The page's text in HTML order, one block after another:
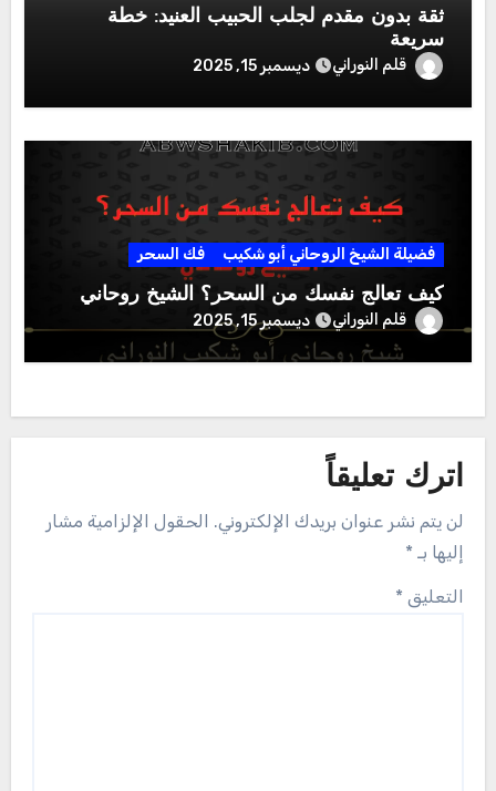
ثقة بدون مقدم لجلب الحبيب العنيد: خطة
سريعة
قلم النوراني ديسمبر 15, 2025
فضيلة الشيخ الروحاني أبو شكيب فك السحر
كيف تعالج نفسك من السحر؟ الشيخ روحاني
قلم النوراني ديسمبر 15, 2025
اترك تعليقاً
لن يتم نشر عنوان بريدك الإلكتروني. الحقول الإلزامية مشار
إليها بـ *
التعليق *